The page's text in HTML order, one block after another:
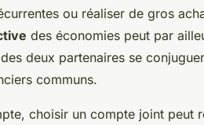
ou réaliser de gros
des économies peut par
deux partenaires se
communs.
choisir un compte joint peut